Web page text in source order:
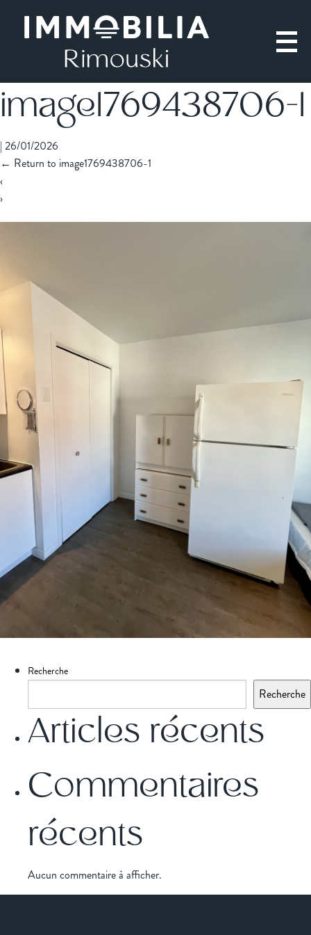
image1769438706-1
| 26/01/2026
← Return to image1769438706-1
‹
›
Recherche
Recherche
Articles récents
Commentaires
récents
Aucun commentaire à afficher.